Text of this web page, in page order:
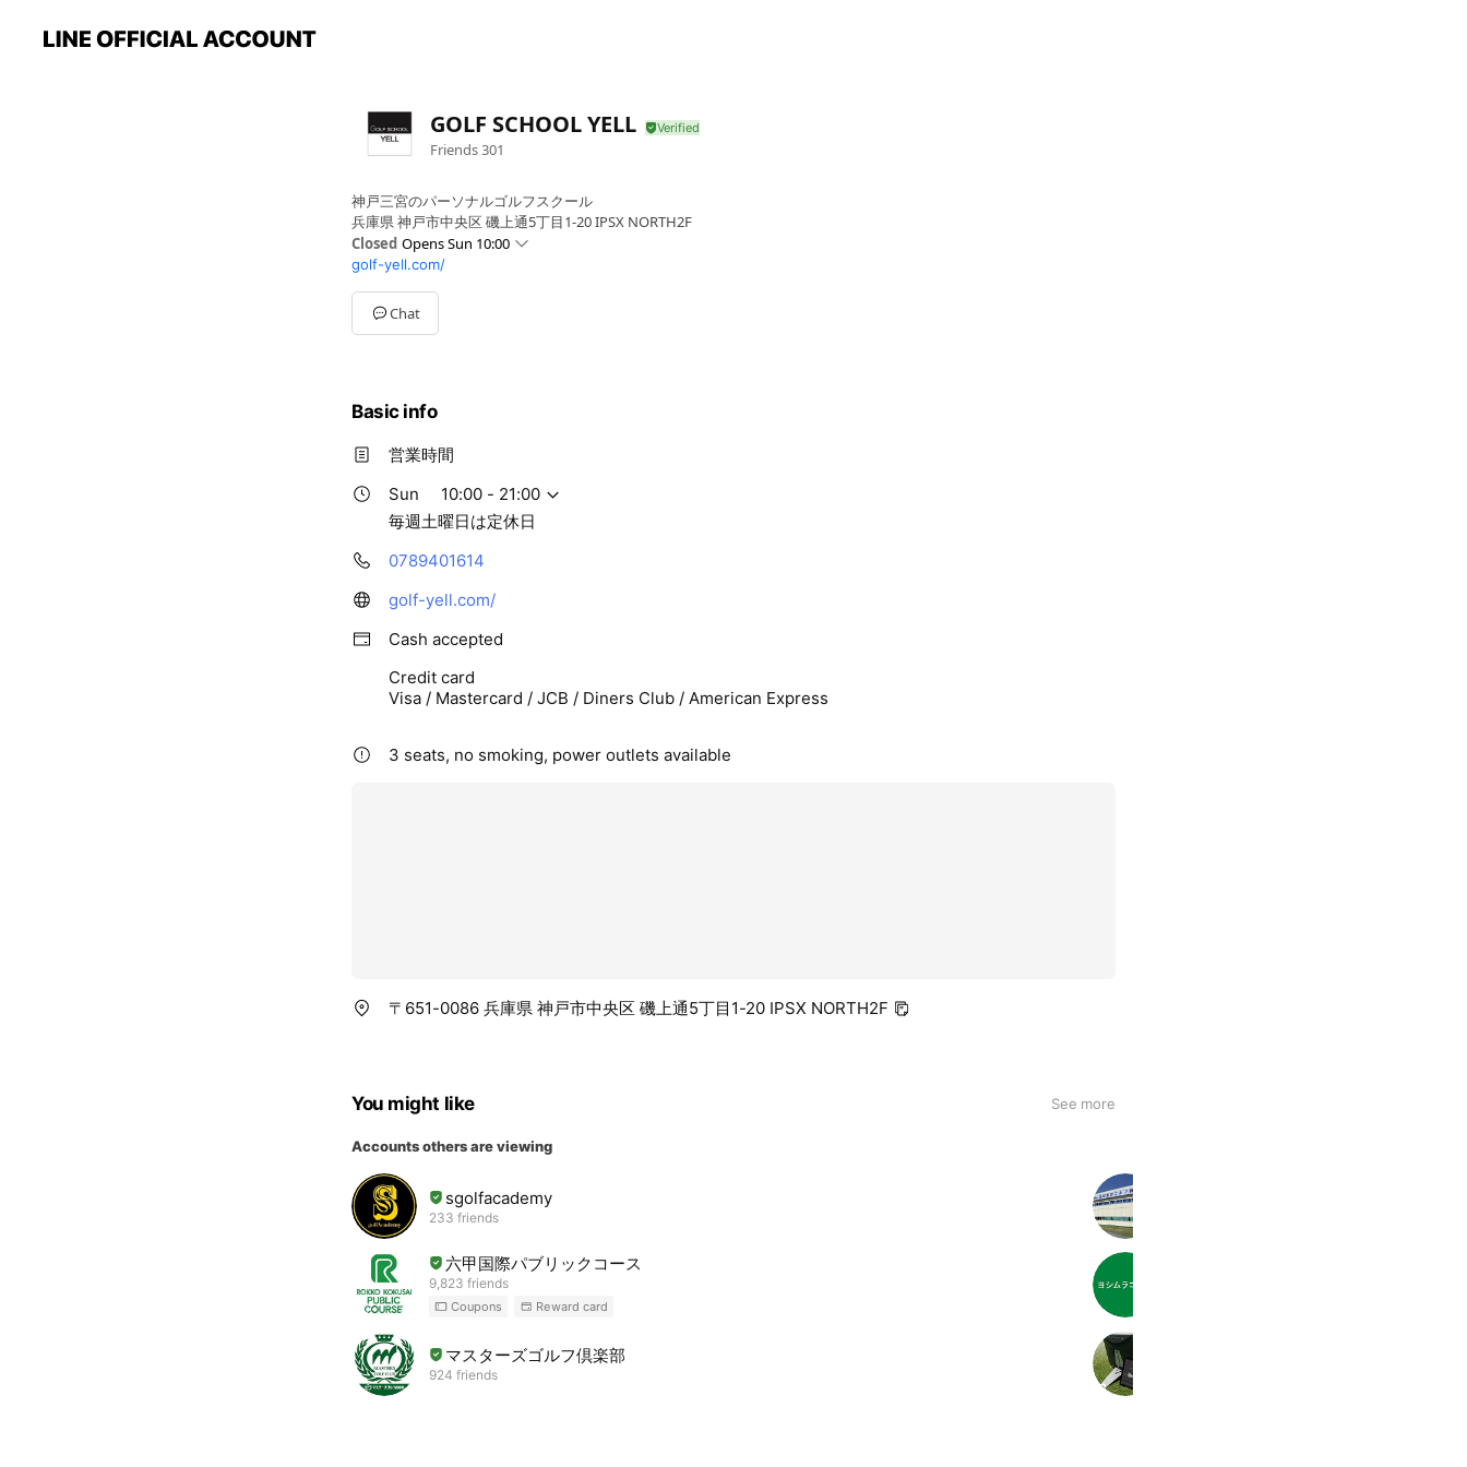
GOLF SCHOOL YELL
Friends301
神戸三宮のパーソナルゴルフスクール
兵庫県 神戸市中央区 磯上通5丁目1-20 IPSX NORTH2F
Closed Opens Sun 10:00
Sun10:00 - 21:00
Mon10:00 - 22:00
Tue10:00 - 22:00
Wed10:00 - 22:00
毎週土曜日は定休日
golf-yell.com/
Chat
Basic info
営業時間
Sun
10:00 - 21:00
毎週土曜日は定休日
0789401614
golf-yell.com/
Cash accepted
Credit card
Visa / Mastercard / JCB / Diners Club / American Express
3 seats, no smoking, power outlets available
〒651-0086 兵庫県 神戸市中央区 磯上通5丁目1-20 IPSX NORTH2F
You might like See more
Accounts others are viewing
sgolfacademy
233 friends
六甲国際パブリックコース
9,823 friends
Coupons Reward card
マスターズゴルフ倶楽部
924 friends